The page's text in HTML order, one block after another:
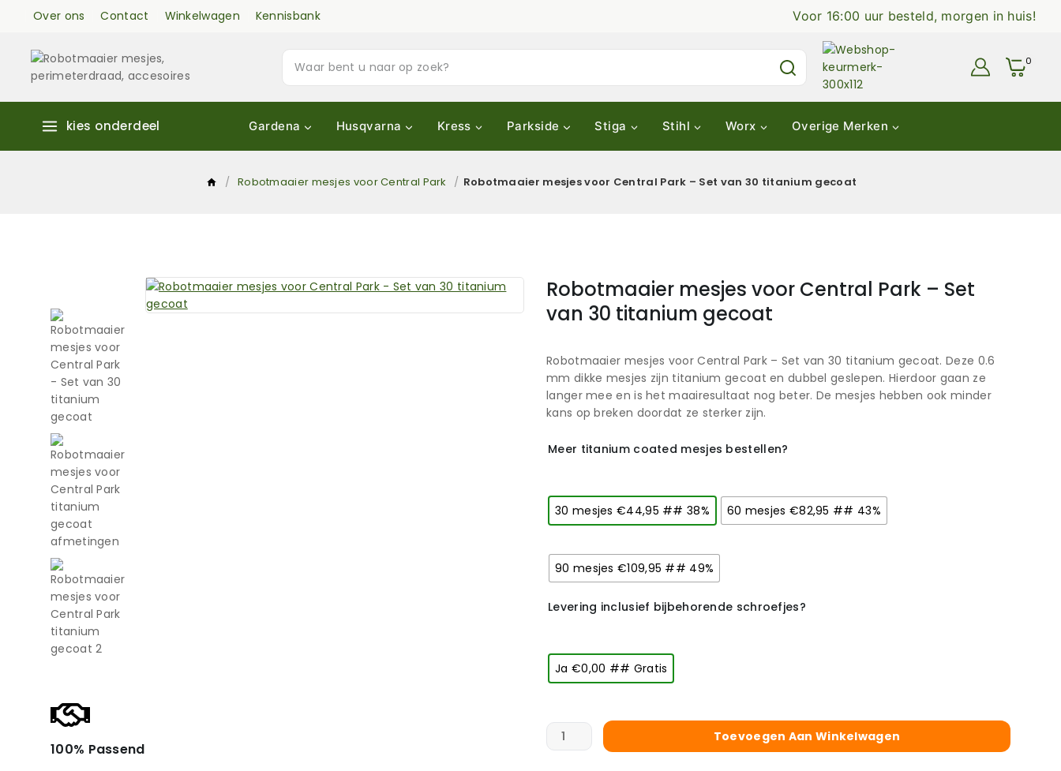
Over ons Contact Winkelwagen Kennisbank Voor 16:00 uur besteld, morgen in huis!
0
kies onderdeel Gardena Husqvarna Kress Parkside Stiga Stihl Worx Overige Merken
/ Robotmaaier mesjes voor Central Park / Robotmaaier mesjes voor Central Park – Set van 30 titanium gecoat
100% Passend
Robotmaaier mesjes voor Central Park – Set
van 30 titanium gecoat
Robotmaaier mesjes voor Central Park – Set van 30 titanium gecoat. Deze 0.6
mm dikke mesjes zijn titanium gecoat en dubbel geslepen. Hierdoor gaan ze
langer mee en is het maairesultaat nog beter. De mesjes hebben ook minder
kans op breken doordat ze sterker zijn.
Meer titanium coated mesjes bestellen?
30 mesjes €44,95 ## 38% 60 mesjes €82,95 ## 43%
90 mesjes €109,95 ## 49%
Levering inclusief bijbehorende schroefjes?
Ja €0,00 ## Gratis
Toevoegen Aan Winkelwagen